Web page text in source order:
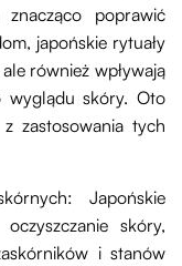
poprawić
japońskie rytuały
również wpływają
wyglądu skóry. Oto
zastosowania tych
Japońskie
skóry,
i stanów